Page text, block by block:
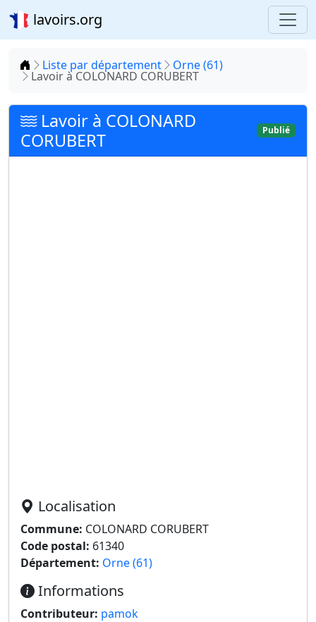
lavoirs.org
Accueil
Liste par département Orne (61)
Lavoir à COLONARD CORUBERT
Lavoir à COLONARD
CORUBERT
Publié
Localisation
Commune: COLONARD CORUBERT
Code postal: 61340
Département: Orne (61)
Informations
Contributeur: pamok